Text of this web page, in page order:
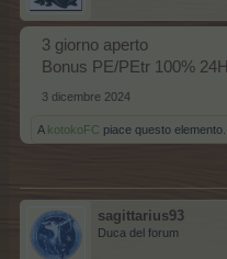
3 giorno aperto
Bonus PE/PEtr 100% 24H
3 dicembre 2024
A kotokoFC piace questo elemento.
sagittarius93
Duca del forum